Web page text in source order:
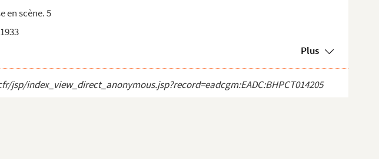
en scène. 5
Plus
index_view_direct_anonymous.jsp?record=eadcgm:EADC:BHPCT014205